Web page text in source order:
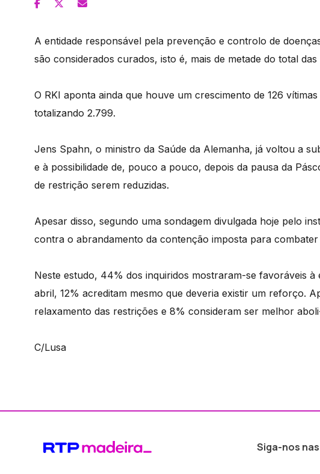
A entidade responsável pela prevenção e controlo de
são considerados curados, isto é, mais de metade do total
O RKI aponta ainda que houve um crescimento de 126
totalizando 2.799.
Jens Spahn, o ministro da Saúde da Alemanha, já voltou a
e à possibilidade de, pouco a pouco, depois da pausa da
de restrição serem reduzidas.
Apesar disso, segundo uma sondagem divulgada hoje pelo
contra o abrandamento da contenção imposta para combater
Neste estudo, 44% dos inquiridos mostraram-se favoráveis à
abril, 12% acreditam mesmo que deveria existir um reforço.
relaxamento das restrições e 8% consideram ser melhor
C/Lusa
Siga-nos